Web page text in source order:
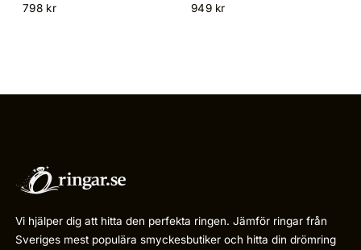
798 kr 949 kr
Vi hjälper dig att hitta den perfekta ringen. Jämför ringar från
Sveriges mest populära smyckesbutiker och hitta din drömring